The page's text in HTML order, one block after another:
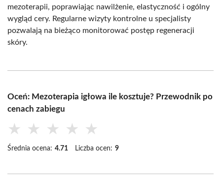
mezoterapii, poprawiając nawilżenie, elastyczność i ogólny
wygląd cery. Regularne wizyty kontrolne u specjalisty
pozwalają na bieżąco monitorować postęp regeneracji
skóry.
Oceń: Mezoterapia igłowa ile kosztuje? Przewodnik po
cenach zabiegu
★ ★ ★ ★ ★
Średnia ocena: 4.71 Liczba ocen: 9